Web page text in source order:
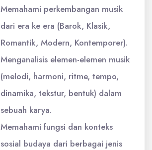
Memahami perkembangan musik
dari era ke era (Barok, Klasik,
Romantik, Modern, Kontemporer).
Menganalisis elemen-elemen musik
(melodi, harmoni, ritme, tempo,
dinamika, tekstur, bentuk) dalam
sebuah karya.
Memahami fungsi dan konteks
sosial budaya dari berbagai jenis